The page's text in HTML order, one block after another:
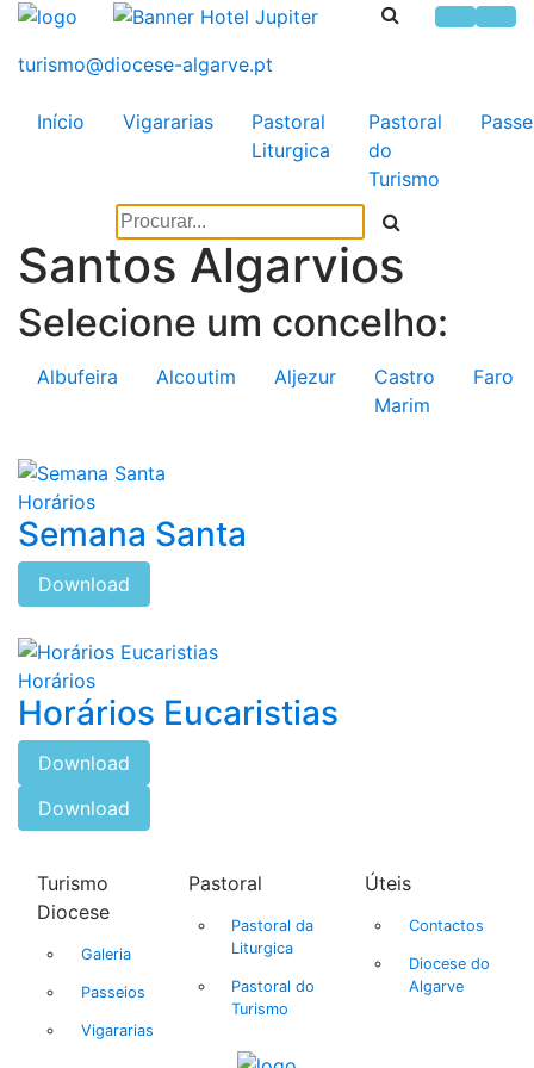
Início Vigararias
Pastoral
Liturgica
Pastoral
do
Turismo
Santos Algarvios
Selecione um concelho:
Albufeira Alcoutim Aljezur
Castro
Marim
Faro
Horários
Semana Santa
Download
Horários
Horários Eucaristias
Download
Download
Turismo
Diocese
Galeria
Passeios
Vigararias
Pastoral
Pastoral da
Liturgica
Pastoral do
Turismo
Úteis
Contactos
Diocese do
Algarve